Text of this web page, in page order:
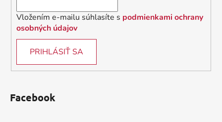
Vložením e-mailu súhlasíte s podmienkami ochrany
osobných údajov
PRIHLÁSIŤ SA
Facebook